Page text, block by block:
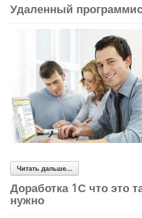
Удаленный
Читать дальше...
Доработка 1С что это
нужно